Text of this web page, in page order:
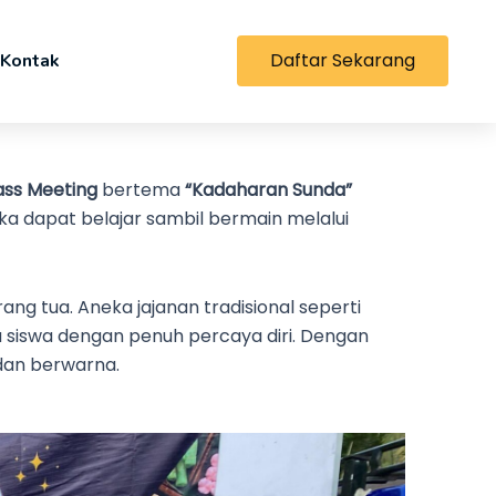
Kontak Daftar Sekarang
Meeting bertema“Kadaharan Sunda”
dapat belajar sambil bermain melalui
tua. Aneka jajanan tradisional seperti
dengan penuh percaya diri. Dengan
berwarna.